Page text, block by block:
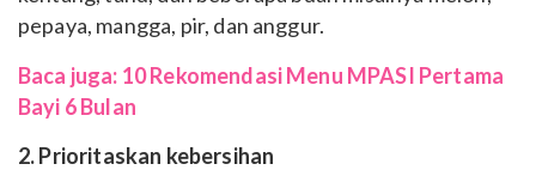
pepaya, mangga, pir, dan anggur.
Baca juga: 10 Rekomendasi Menu MPASI Pertama
Bayi 6 Bulan
2. Prioritaskan kebersihan